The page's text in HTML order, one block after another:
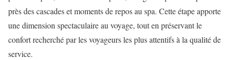
près des cascades et moments de repos au spa. Cette étape apporte
une dimension spectaculaire au voyage, tout en préservant le
confort recherché par les voyageurs les plus attentifs à la qualité de
service.